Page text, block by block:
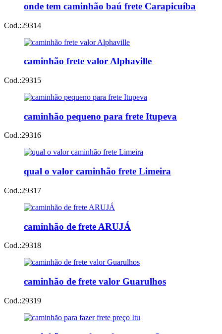
onde tem caminhão baú frete Carapicuíba
Cod.:29314
caminhão frete valor Alphaville
Cod.:29315
caminhão pequeno para frete Itupeva
Cod.:29316
qual o valor caminhão frete Limeira
Cod.:29317
caminhão de frete ARUJÁ
Cod.:29318
caminhão de frete valor Guarulhos
Cod.:29319